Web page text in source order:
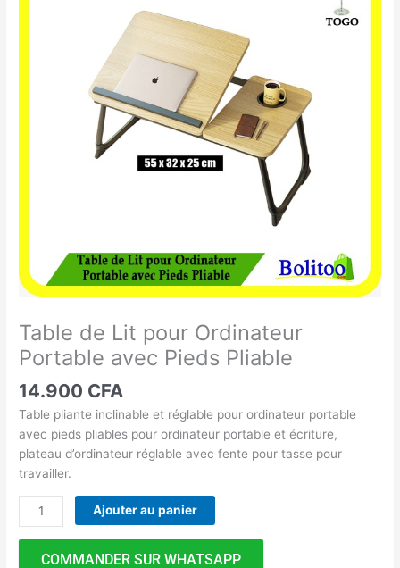
Table de Lit pour Ordinateur
Portable avec Pieds Pliable
14.900 CFA
Table pliante inclinable et réglable pour ordinateur portable
avec pieds pliables pour ordinateur portable et écriture,
plateau d’ordinateur réglable avec fente pour tasse pour
travailler.
Ajouter au panier
COMMANDER SUR WHATSAPP